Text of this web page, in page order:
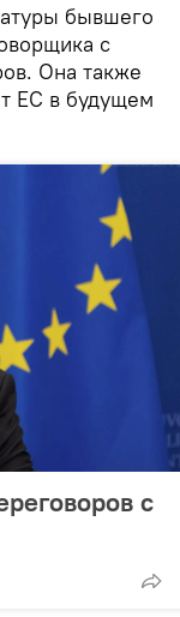
бывшего
с
Она также
ЕС в будущем
с